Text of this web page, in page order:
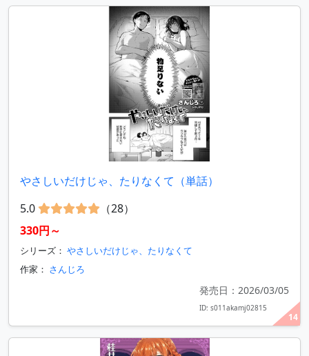
14
やさしいだけじゃ、たりなくて（単話）
5.0
（28）
330円～
シリーズ： やさしいだけじゃ、たりなくて
作家： さんじろ
発売日：2026/03/05
ID: s011akamj02815